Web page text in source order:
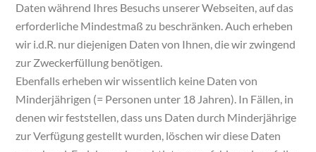
Daten während Ihres Besuchs unserer Webseiten, auf das
erforderliche Mindestmaß zu beschränken. Auch erheben
wir i.d.R. nur diejenigen Daten von Ihnen, die wir zwingend
zur Zweckerfüllung benötigen.
Ebenfalls erheben wir wissentlich keine Daten von
Minderjährigen (= Personen unter 18 Jahren). In Fällen, in
denen wir feststellen, dass uns Daten durch Minderjährige
zur Verfügung gestellt wurden, löschen wir diese Daten